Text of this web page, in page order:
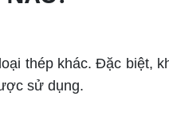
thép khác. Đặc biệt,
sử dụng.